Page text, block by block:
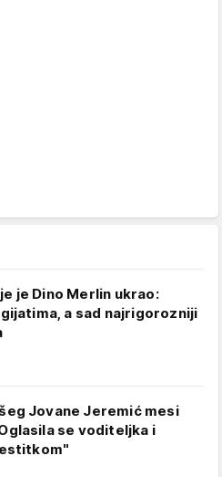
je Dino Merlin ukrao:
a sad najrigorozniji
Jovane Jeremić mesi
se voditeljka i